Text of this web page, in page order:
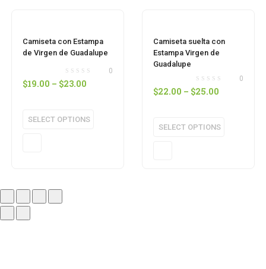
Camiseta con Estampa
de Virgen de Guadalupe
0
$19.00 – $23.00
SELECT OPTIONS
Camiseta suelta con
Estampa Virgen de
Guadalupe
0
$22.00 – $25.00
SELECT OPTIONS